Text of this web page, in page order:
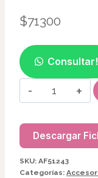
$71300
Consultar!
AF51243
cantidad
Descargar
SKU: AF51243
Categorías: